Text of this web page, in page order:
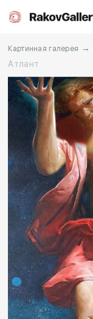
Москва
RU EN CN
Каталог
О нас
События
Другие проекты
Rakov
baget
Картинная галерея →
Атлант